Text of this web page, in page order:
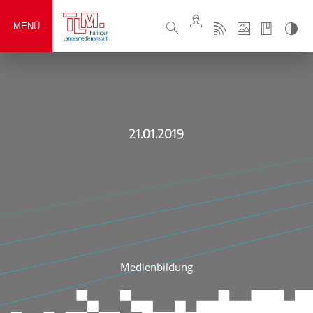
MENÜ
21.01.2019
Medienbildung